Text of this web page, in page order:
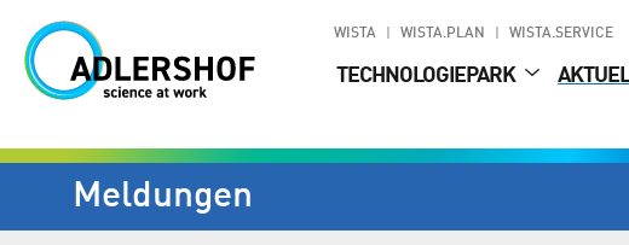
WISTA WISTA.PLAN WISTA.SERVICE
TECHNOLOGIEPARK
Meldungen